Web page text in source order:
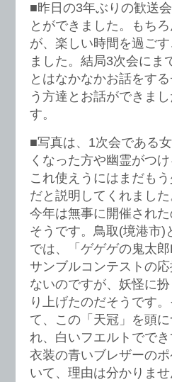
■昨日の3年ぶりの歓送
とができました。もち
が、楽しい時間を過ご
ました。結局3次会にま
とはなかなかお話をす
う方達とお話ができま
す。
■写真は、1次会である
くなった方や幽霊がつ
これ使えうにはまだも
だと説明してくれまし
今年は無事に開催され
そうです。鳥取(境港市)
では、「ゲゲゲの鬼太
サンブルコンテストの
ないのですが、妖怪に
り上げたのだそうです
て、この「天冠」を頭
れ、白いフエルトでで
衣装の青いブレザーの
いて、理由は分かりま